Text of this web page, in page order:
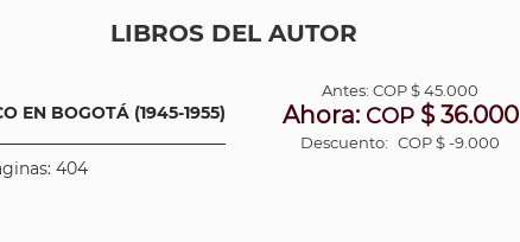
LIBROS DEL AUTOR
EN BOGOTÁ (1945-1955)
404
Antes:COP$ 45.000
Ahora: COP$ 36.000
Descuento: COP $ -9.000